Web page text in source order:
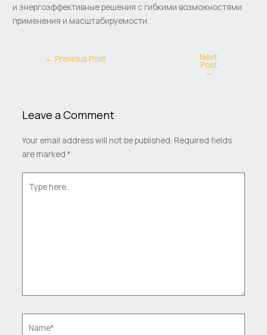
и энергоэффективные решения с гибкими возможностями
применения и масштабируемости.
← Previous Post Next
Post
→
Leave a Comment
Your email address will not be published. Required fields
are marked *
here..